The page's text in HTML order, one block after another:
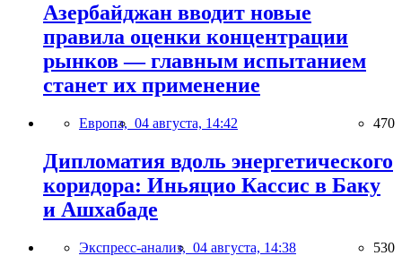
Азербайджан вводит новые
правила оценки концентрации
рынков — главным испытанием
станет их применение
Европа, 04 августа, 14:42 470
Дипломатия вдоль энергетического
коридора: Иньяцио Кассис в Баку
и Ашхабаде
Экспресс-анализ, 04 августа, 14:38 530